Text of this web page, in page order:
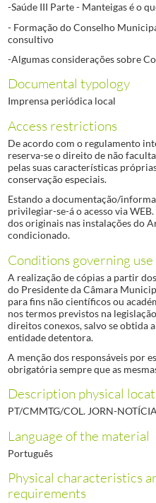
-Saúde III Parte - Manteigas é o
- Formação do Conselho
consultivo
-Algumas considerações sobre
Documental typology
Imprensa periódica local
Access restrictions
De acordo com o regulamento
reserva-se o direito de não
pelas suas características
conservação especiais.
Estando a documentação/
privilegiar-se-á o acesso via
dos originais nas instalações do
condicionado.
Conditions governing use
A realização de cópias a partir
do Presidente da Câmara
para fins não científicos ou
nos termos previstos na
direitos conexos, salvo se obtida
entidade detentora.
A menção dos responsáveis por
obrigatória sempre que as
Description physical
PT/CMMTG/COL. JORN-
Language of the material
Português
Physical characteristics
requirements